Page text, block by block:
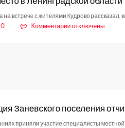
на встрече с жителями Кудрово
Комментариикотключены
Заневского поселения
приняли участие специалисты